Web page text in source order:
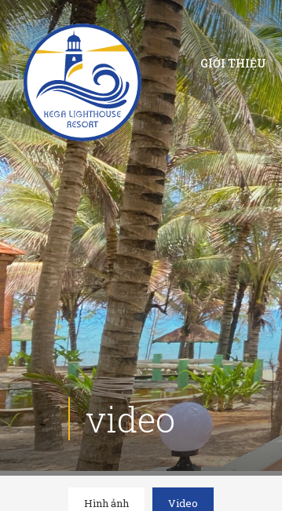
GIỚI THIỆU
video
Hình ảnh Video